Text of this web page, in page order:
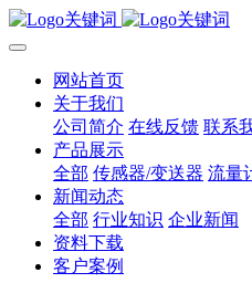
网站首页
关于我们
公司简介 在线反馈 联系
产品展示
全部 传感器/变送器 流量
新闻动态
全部 行业知识 企业新闻
资料下载
客户案例